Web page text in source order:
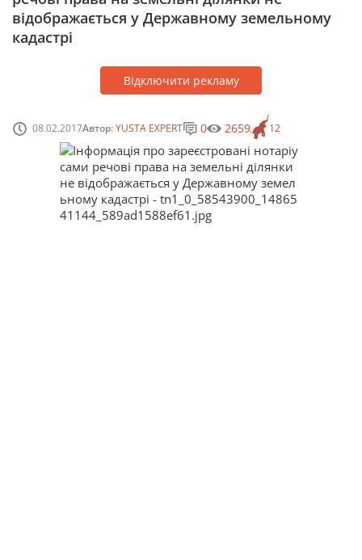
відображається у Державному земельному
кадастрі
Відключити рекламу
08.02.2017Автор:YUSTA EXPERT 12
0 2659